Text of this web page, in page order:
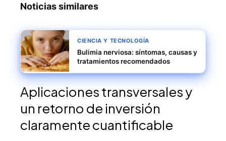
Noticias similares
CIENCIA Y TECNOLOGÍA
Bulimia nerviosa: síntomas, causas y
tratamientos recomendados
Aplicaciones transversales y
un retorno de inversión
claramente cuantificable